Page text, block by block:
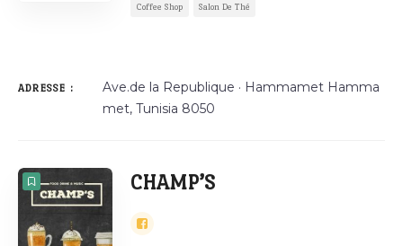
Coffee Shop Salon De Thé
ADRESSE :
Ave.de la Republique · Hammamet Hamma
met, Tunisia 8050
CHAMP’S